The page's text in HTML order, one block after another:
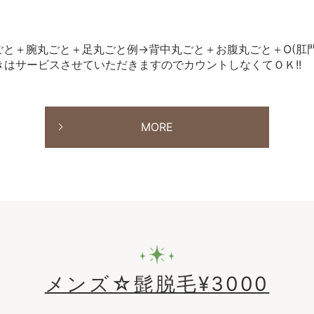
＋腕丸ごと＋足丸ごと例→背中丸ごと＋お腹丸ごと＋O(肛
サービスさせていただきますのでカウントしなくてＯＫ!!
MORE
メンズ☆髭脱毛¥3000